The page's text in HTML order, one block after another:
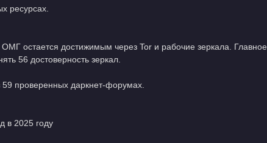
ресурсах.
остается достижимым через Tor и рабочие зеркала. Главное
56 достоверность зеркал.
проверенных даркнет-форумах.
в 2025 году